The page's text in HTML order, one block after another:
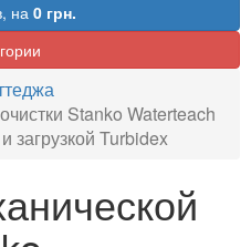
на 0 грн.
Stanko Waterteach
загрузкой Turbidex